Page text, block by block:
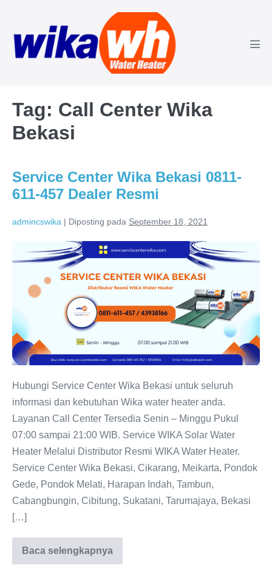
konten
Tag: Call Center Wika
Bekasi
Service Center Wika Bekasi 0811-
611-457 Dealer Resmi
admincswika | Diposting pada September 18, 2021
Service
Center
Bekasi
611-
457
Dealer
Resmi
Hubungi Service Center Wika Bekasi untuk seluruh
informasi dan kebutuhan Wika water heater anda.
Layanan Call Center Tersedia Senin – Minggu Pukul
07:00 sampai 21:00 WIB. Service WIKA Solar Water
Heater Melalui Distributor Resmi WIKA Water Heater.
Service Center Wika Bekasi, Cikarang, Meikarta, Pondok
Gede, Pondok Melati, Harapan Indah, Tambun,
Cabangbungin, Cibitung, Sukatani, Tarumajaya, Bekasi
[…]
Baca selengkapnya
Service
Center